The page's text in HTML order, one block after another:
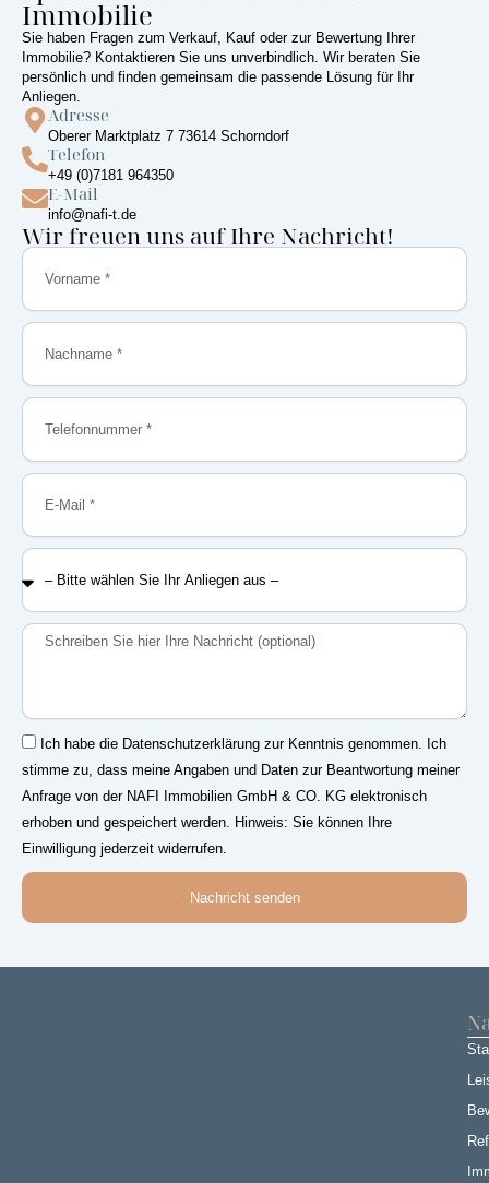
Immobilie
Sie haben Fragen zum Verkauf, Kauf oder zur Bewertung Ihrer
Immobilie? Kontaktieren Sie uns unverbindlich. Wir beraten Sie
persönlich und finden gemeinsam die passende Lösung für Ihr
Anliegen.
Adresse
Oberer Marktplatz 7 73614 Schorndorf
Telefon
+49 (0)7181 964350
E-Mail
info@nafi-t.de
Wir freuen uns auf Ihre Nachricht!
Vorname
Nachname
Telefonnummer
E-
Mail
–
Bitte
Sie
Ihr
Nachricht
Einwilligung
Ich habe die Datenschutzerklärung zur Kenntnis genommen. Ich
stimme zu, dass meine Angaben und Daten zur Beantwortung meiner
Anfrage von der NAFI Immobilien GmbH & CO. KG elektronisch
erhoben und gespeichert werden. Hinweis: Sie können Ihre
Einwilligung jederzeit widerrufen.
Nachricht senden